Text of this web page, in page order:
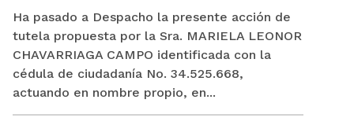
Ha pasado a Despacho la presente acción de
tutela propuesta por la Sra. MARIELA LEONOR
CHAVARRIAGA CAMPO identificada con la
cédula de ciudadanía No. 34.525.668,
actuando en nombre propio, en...